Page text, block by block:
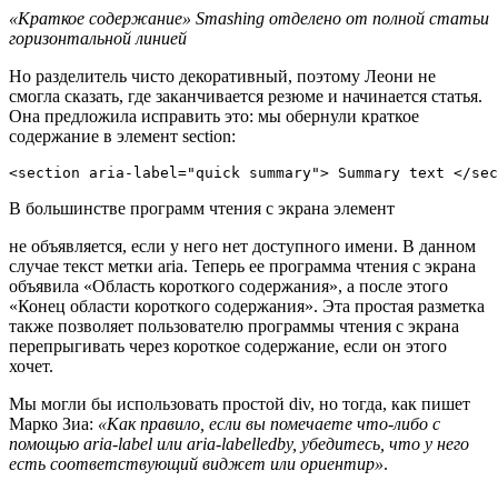
«Краткое содержание» Smashing отделено от полной статьи
горизонтальной линией
Но разделитель чисто декоративный, поэтому Леони не
смогла сказать, где заканчивается резюме и начинается статья.
Она предложила исправить это: мы обернули краткое
содержание в элемент section:
<section aria-label="quick summary"> Summary text </
В большинстве программ чтения с экрана элемент
не объявляется, если у него нет доступного имени. В данном
случае текст метки aria. Теперь ее программа чтения с экрана
объявила «Область короткого содержания», а после этого
«Конец области короткого содержания». Эта простая разметка
также позволяет пользователю программы чтения с экрана
перепрыгивать через короткое содержание, если он этого
хочет.
Мы могли бы использовать простой div, но тогда, как пишет
Марко Зиа: «Как правило, если вы помечаете что-либо с
помощью aria-label или aria-labelledby, убедитесь, что у него
есть соответствующий виджет или ориентир».